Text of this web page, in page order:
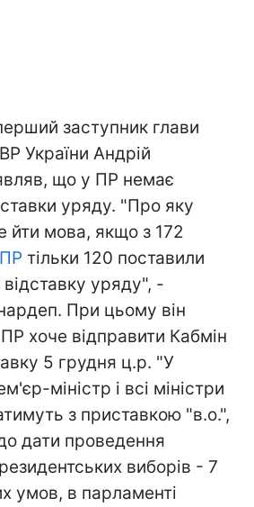
заступник глави
України Андрій
що у ПР немає
уряду. "Про яку
йти мова, якщо з 172
ПР тільки 120 поставили
відставку уряду", -
При цьому він
хоче відправити Кабмін
5 грудня ц.р. "У
міністр і всі міністри
з приставкою "в.о.",
дати проведення
виборів - 7
умов, в парламенті